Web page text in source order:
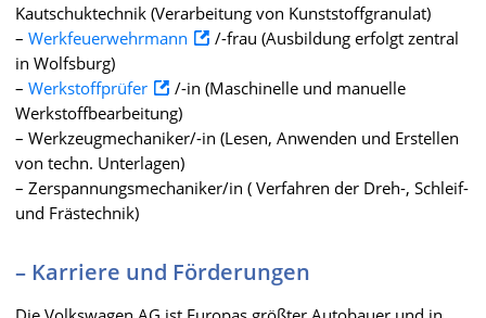
Kautschuktechnik (Verarbeitung von Kunststoffgranulat)
– Werkfeuerwehrmann
/-frau (Ausbildung erfolgt zentral
in Wolfsburg)
– Werkstoffprüfer
/-in (Maschinelle und manuelle
Werkstoffbearbeitung)
– Werkzeugmechaniker/-in (Lesen, Anwenden und Erstellen
von techn. Unterlagen)
– Zerspannungsmechaniker/in ( Verfahren der Dreh-, Schleif-
und Frästechnik)
– Karriere und Förderungen